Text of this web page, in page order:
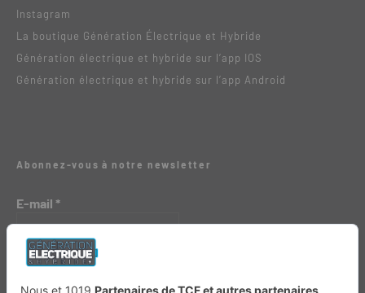
Instagram
La boutique Génération Électrique et Hybride
Génération électrique et hybride sur l’app IOS
Génération électrique et hybride sur l’app Android
Abonnez-vous à notre newsletter
E-mail *